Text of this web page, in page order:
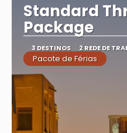
Standard
Package
3 DESTINOS 2 REDE DE
Pacote de Férias